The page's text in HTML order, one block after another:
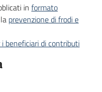
in formato
prevenzione di frodi e
beneficiari di contributi